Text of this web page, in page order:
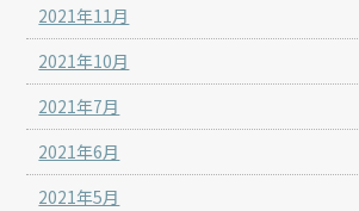
2021年11月
2021年10月
2021年7月
2021年6月
2021年5月